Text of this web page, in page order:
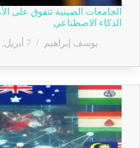
الجامعات الصينية تتفوق على
الذكاء الاصطناعي
يوسف إبراهيم
7 أبريل, 2025